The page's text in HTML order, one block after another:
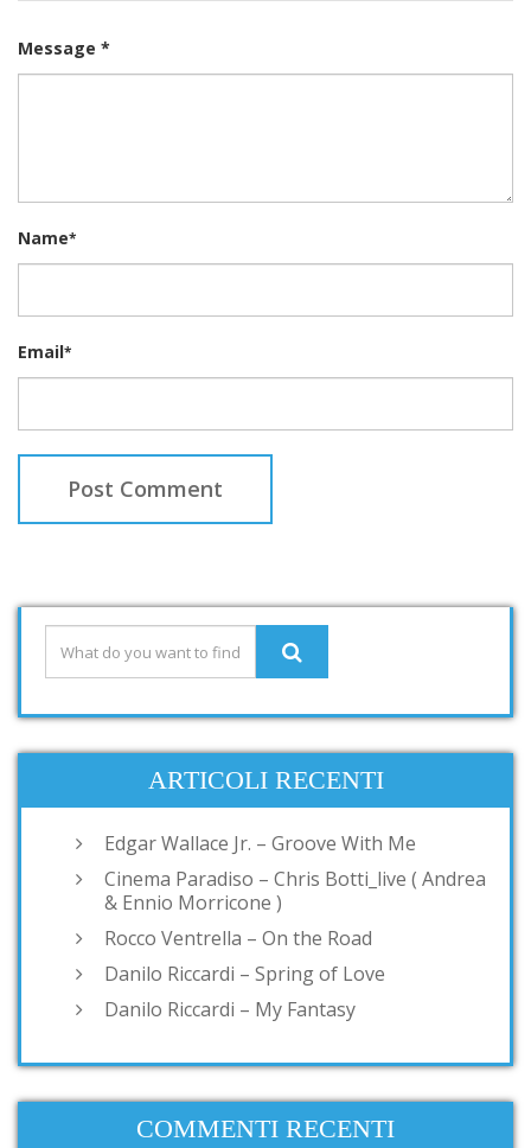
Message *
Name*
Email*
ARTICOLI RECENTI
Edgar Wallace Jr. – Groove With Me
Cinema Paradiso – Chris Botti_live ( Andrea
& Ennio Morricone )
Rocco Ventrella – On the Road
Danilo Riccardi – Spring of Love
Danilo Riccardi – My Fantasy
COMMENTI RECENTI